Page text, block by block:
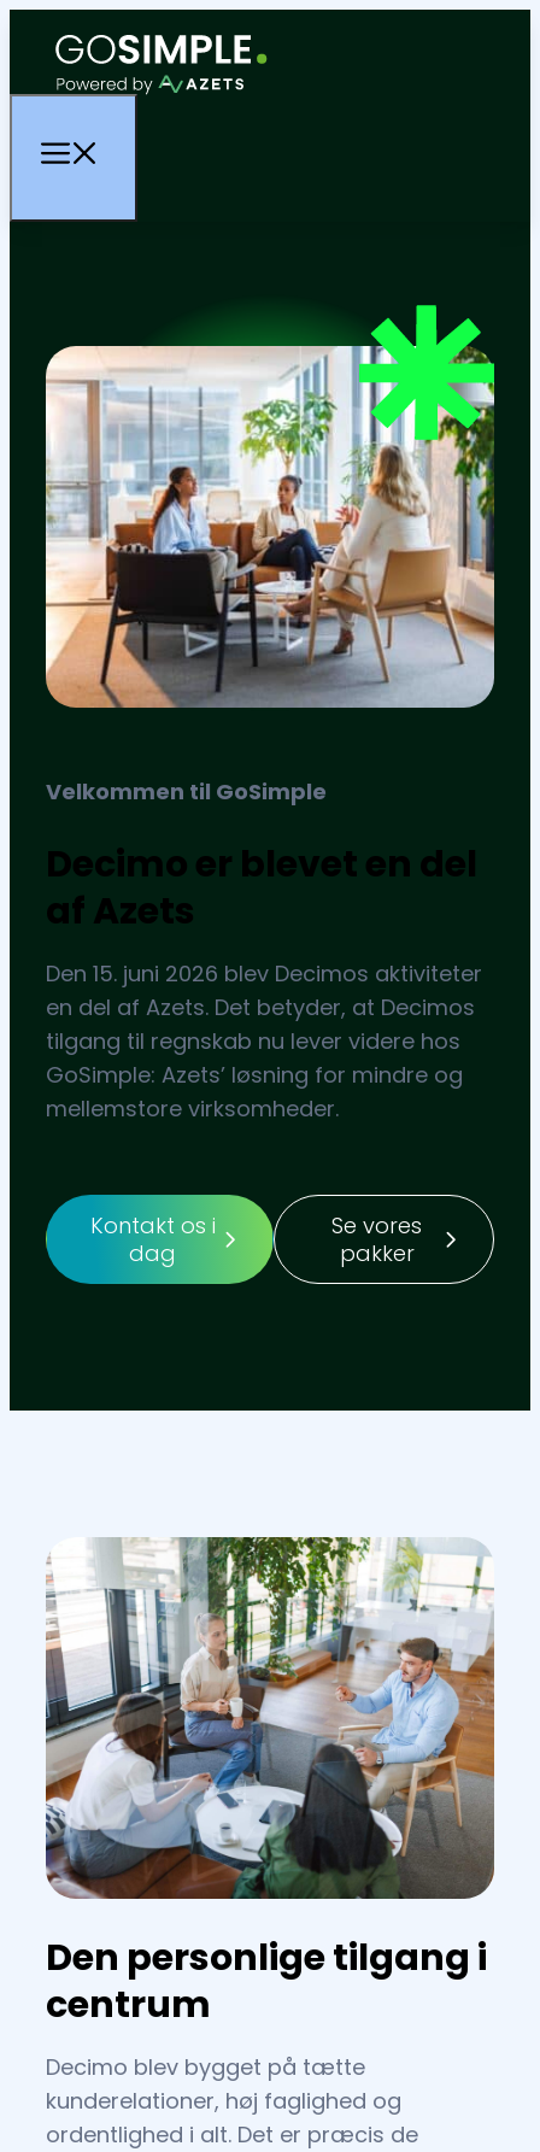
Velkommen til GoSimple
Decimo er blevet en del
af Azets
Den 15. juni 2026 blev Decimos aktiviteter
en del af Azets. Det betyder, at Decimos
tilgang til regnskab nu lever videre hos
GoSimple: Azets’ løsning for mindre og
mellemstore virksomheder.
Kontakt os i
dag
Se vores
pakker
Den personlige tilgang i
centrum
Decimo blev bygget på tætte
kunderelationer, høj faglighed og
ordentlighed i alt. Det er præcis de